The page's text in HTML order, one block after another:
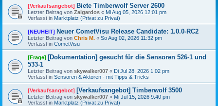
[Verkaufsangebot] Biete Timberwolf Server 2600
Letzter Beitrag von Zalgardos « Mi Aug 05, 2026 12:01 pm
Verfasst in Marktplatz (Privat zu Privat)
[NEUHEIT] Neuer CometVisu Release Candidate: 1.0.0-RC2
Letzter Beitrag von Chris M. « So Aug 02, 2026 11:32 pm
Verfasst in CometVisu
[Frage] [Dokumentation] gesucht für die Sensoren 526-1 und
533-1
Letzter Beitrag von skywalker007 « Di Jul 28, 2026 1:02 pm
Verfasst in Sensoren & Aktoren - mit Tipps & Tricks
[Verkaufsangebot] [Verkaufsangebot] Timberwolf 3500
Letzter Beitrag von skywalker007 « Mi Jul 15, 2026 9:40 pm
Verfasst in Marktplatz (Privat zu Privat)